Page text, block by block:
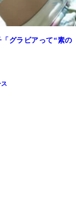
グラビアって“素の